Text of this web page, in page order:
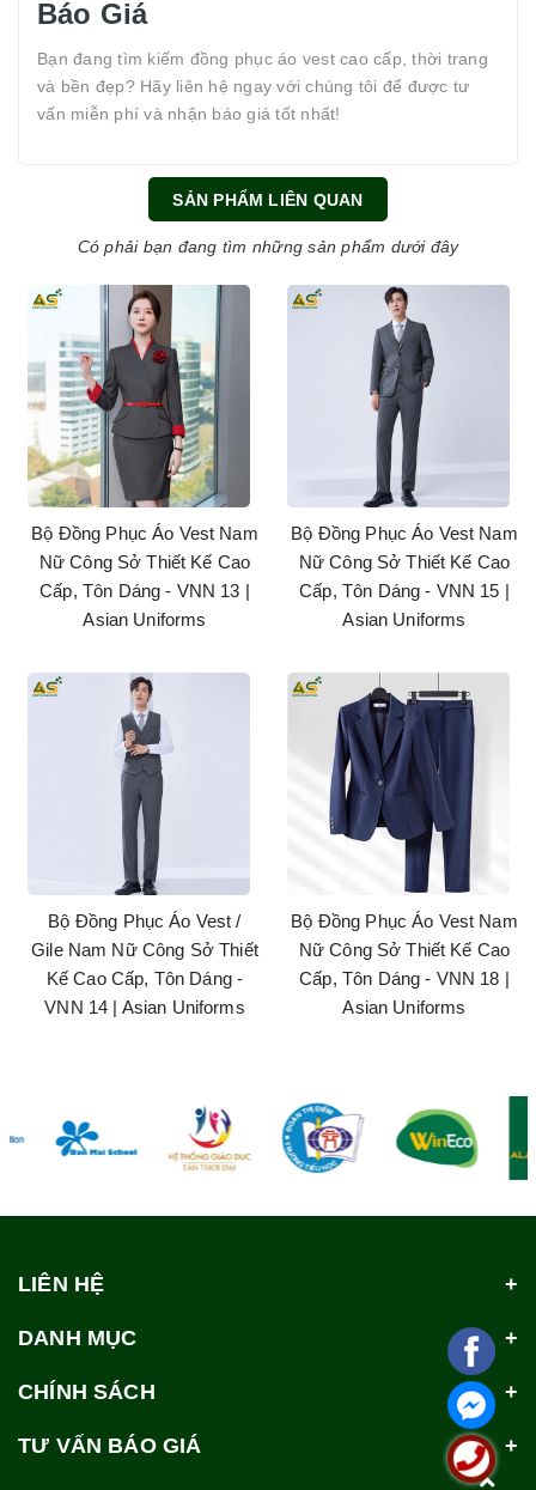
Báo Giá
Bạn đang tìm kiếm đồng phục áo vest cao cấp, thời trang
và bền đẹp? Hãy liên hệ ngay với chúng tôi để được tư
vấn miễn phí và nhận báo giá tốt nhất!
SẢN PHẨM LIÊN QUAN
Có phải bạn đang tìm những sản phẩm dưới đây
Bộ Đồng Phục Áo Vest Nam
Nữ Công Sở Thiết Kế Cao
Cấp, Tôn Dáng - VNN 13 |
Asian Uniforms
Bộ Đồng Phục Áo Vest /
Gile Nam Nữ Công Sở Thiết
Kế Cao Cấp, Tôn Dáng -
VNN 14 | Asian Uniforms
Bộ Đồng Phục Áo Vest Nam
Nữ Công Sở Thiết Kế Cao
Cấp, Tôn Dáng - VNN 15 |
Asian Uniforms
Bộ Đồng Phục Áo Vest Nam
Nữ Công Sở Thiết Kế Cao
Cấp, Tôn Dáng - VNN 18 |
Asian Uniforms
LIÊN HỆ
DANH MỤC
CHÍNH SÁCH
TƯ VẤN BÁO GIÁ